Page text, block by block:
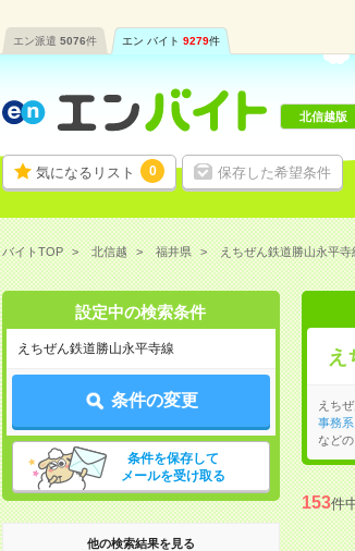
エン派遣 5076件 エン バイト 9279件
気になるリスト 0 保存した希望条件
北信越版
バイトTOP 北信越 福井県 えちぜん鉄道勝山永平
設定中の検索条件
えちぜん鉄道勝山永平寺線
条件の変更
条件を保存して
メールを受け取る
他の検索結果を見る
え
えち
事務系
など
153件